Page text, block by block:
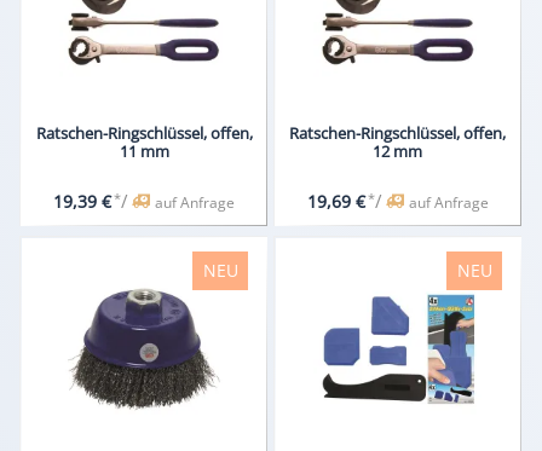
Ratschen-Ringschlüssel, offen,
11 mm
19,39 €*/ auf Anfrage
Ratschen-Ringschlüssel, offen,
12 mm
19,69 €*/ auf Anfrage
NEU NEU